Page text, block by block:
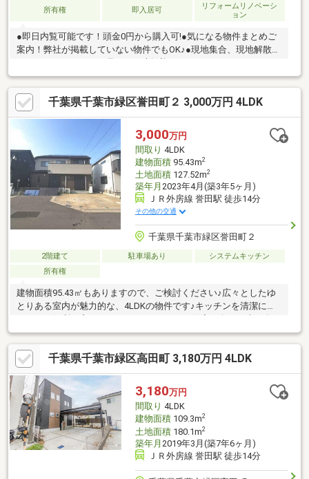
所有権 即入居可
リフォームリノベーシ
ョン
●即日内覧可能です！頭金0円から購入可!●気になる物件まとめご
案内！弊社が掲載していない物件でもOK♪●現地集合、現地解散
千葉県千葉市緑区誉田町２ 3,000万円 4LDK
3,000万円
間取り 4LDK
建物面積95.43m2
土地面積127.52m2
築年月 2023年4月(築3年5ヶ月)
ＪＲ外房線 誉田駅 徒歩14分
その他の交通
千葉県千葉市緑区誉田町２
2階建て 駐車場あり
システムキッチン
所有権
建物面積95.43㎡もありますので、ご検討ください♪広々としたゆ
とりある室内が魅力的な、4LDKの物件です♪キッチンを清潔に保
です♪お探しの方はどうぞ♪追い焚き機能付の浴室です♪使いやす
くおしゃれでニーズの高いシステムキッチン付きの物件です♪駅ま
では徒歩15分でアクセス可能です(^^)
千葉県千葉市緑区高田町 3,180万円 4LDK
3,180万円
間取り 4LDK
建物面積109.3m2
土地面積180.1m2
築年月 2019年3月(築7年6ヶ月)
ＪＲ外房線 誉田駅 徒歩14分